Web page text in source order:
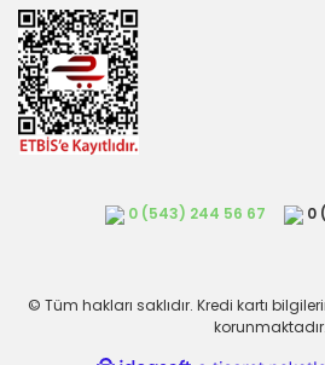
0 (543) 244 56 67 0
© Tüm hakları saklıdır. Kredi kartı
korunmaktadır.